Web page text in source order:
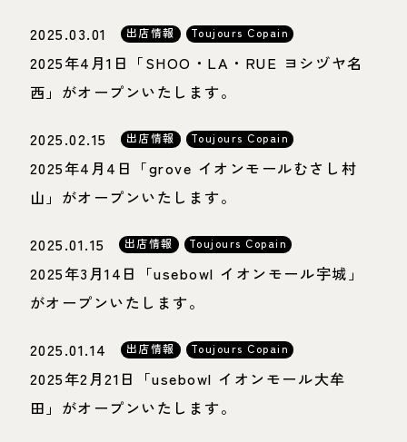
2025.03.01 出店情報 Toujours Copain
2025年4月1日「SHOO・LA・RUE ヨシヅヤ名
西」がオープンいたします。
2025.02.15 出店情報 Toujours Copain
2025年4月4日「grove イオンモールむさし村
山」がオープンいたします。
2025.01.15 出店情報 Toujours Copain
2025年3月14日「usebowl イオンモール宇城」
がオープンいたします。
2025.01.14 出店情報 Toujours Copain
2025年2月21日「usebowl イオンモール大牟
田」がオープンいたします。